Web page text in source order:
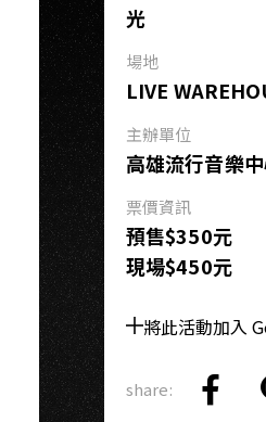
光
場地
LIVE
主辦單位
高雄流行音樂
票價資訊
預售$350元
現場$450元
將此活動加入
share:
Copy